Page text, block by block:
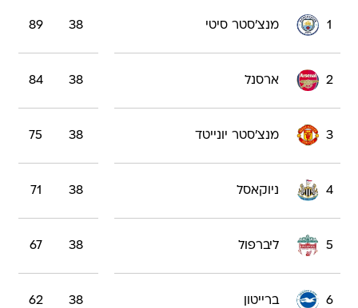
1 מנצ'סטר סיטי 38
89
2 ארסנל 38
84
3 מנצ'סטר יונייטד 38
75
4 ניוקאסל 38
71
5 ליברפול 38
67
6 ברייטון 38
62